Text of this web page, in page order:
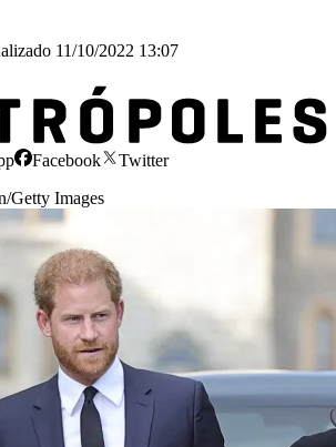
11/10/2022 13:07
Facebook
Twitter
Getty Images